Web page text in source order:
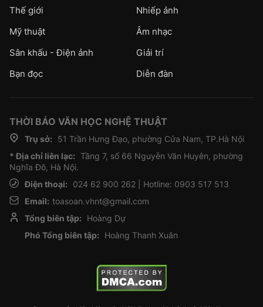
Thế giới
Nhiếp ảnh
Mỹ thuật
Âm nhạc
Sân khấu - Điện ảnh
Giải trí
Bạn đọc
Diễn đàn
THỜI BÁO VĂN HỌC NGHỆ THUẬT
Trụ sở:
51 Trần Hưng Đạo, phường Cửa Nam, TP.Hà Nội
* Địa chỉ liên lạc: Tầng 7, số 66 Nguyễn Văn Huyên, phường
Nghĩa Đô, Hà Nội.
Điện thoại:
024 62 900 262 | Hotline: 0903 517 513
Email: toasoan.vhnt@gmail.com
Tổng biên tập:
Hoàng Dự
Phó Tổng biên tập:
Hoàng Thanh Xuân